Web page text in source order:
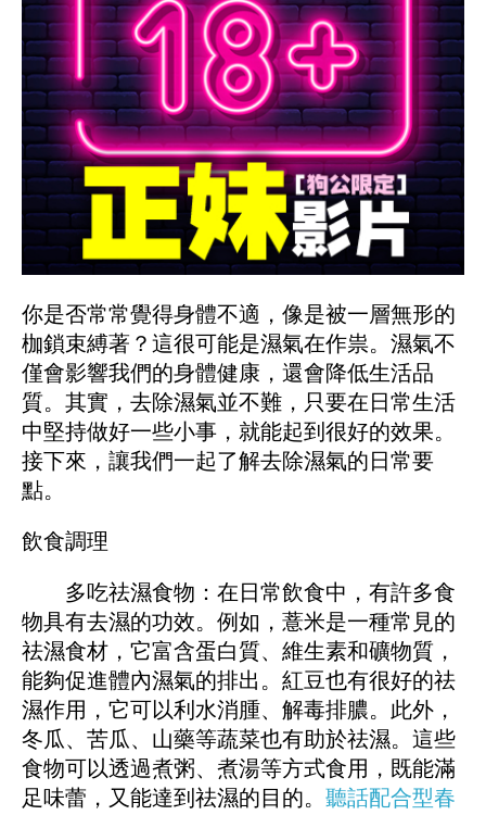
你是否常常覺得身體不適，像是被一層無形的
枷鎖束縛著？這很可能是濕氣在作祟。濕氣不
僅會影響我們的身體健康，還會降低生活品
質。其實，去除濕氣並不難，只要在日常生活
中堅持做好一些小事，就能起到很好的效果。
接下來，讓我們一起了解去除濕氣的日常要
點。
飲食調理
多吃祛濕食物：在日常飲食中，有許多食
物具有去濕的功效。例如，薏米是一種常見的
祛濕食材，它富含蛋白質、維生素和礦物質，
能夠促進體內濕氣的排出。紅豆也有很好的祛
濕作用，它可以利水消腫、解毒排膿。此外，
冬瓜、苦瓜、山藥等蔬菜也有助於祛濕。這些
食物可以透過煮粥、煮湯等方式食用，既能滿
足味蕾，又能達到祛濕的目的。 聽話配合型春